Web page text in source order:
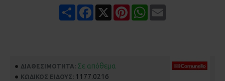
Share Facebook PinterestWhatsApp
ΔΙΑΘΕΣΙΜΌΤΗΤΑ: Σε απόθεμα
ΚΩΔΙΚΌΣ ΕΊΔΟΥΣ: 1177.0216